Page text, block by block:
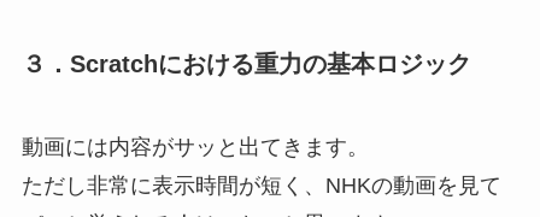
３．Scratchにおける重力の基本ロジック
動画には内容がサッと出てきます。
ただし非常に表示時間が短く、NHKの動画を見て